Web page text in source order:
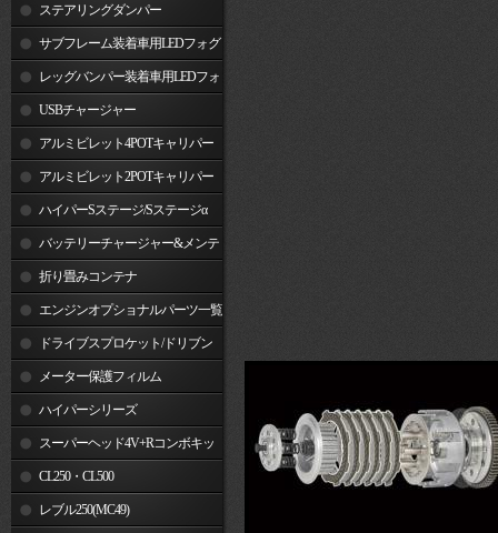
ステアリングダンパー
サブフレーム装着車用LEDフォグ
ランプレッグバンパー装着車用LEDフォ
グランプUSBチャージャー
アルミビレット4POTキャリパー
関連製品アルミビレット2POTキャリパー
関連製品ハイパーSステージ/Sステージα
バッテリーチャージャー&メンテ
ナー 折り畳みコンテナ
エンジンオプショナルパーツ一覧
ドライブスプロケット/ドリブン
スプロケット
メーター保護フィルム
ハイパーシリーズ
スーパーヘッド4V+Rコンボキッ
ト CL250・CL500
レブル250(MC49)